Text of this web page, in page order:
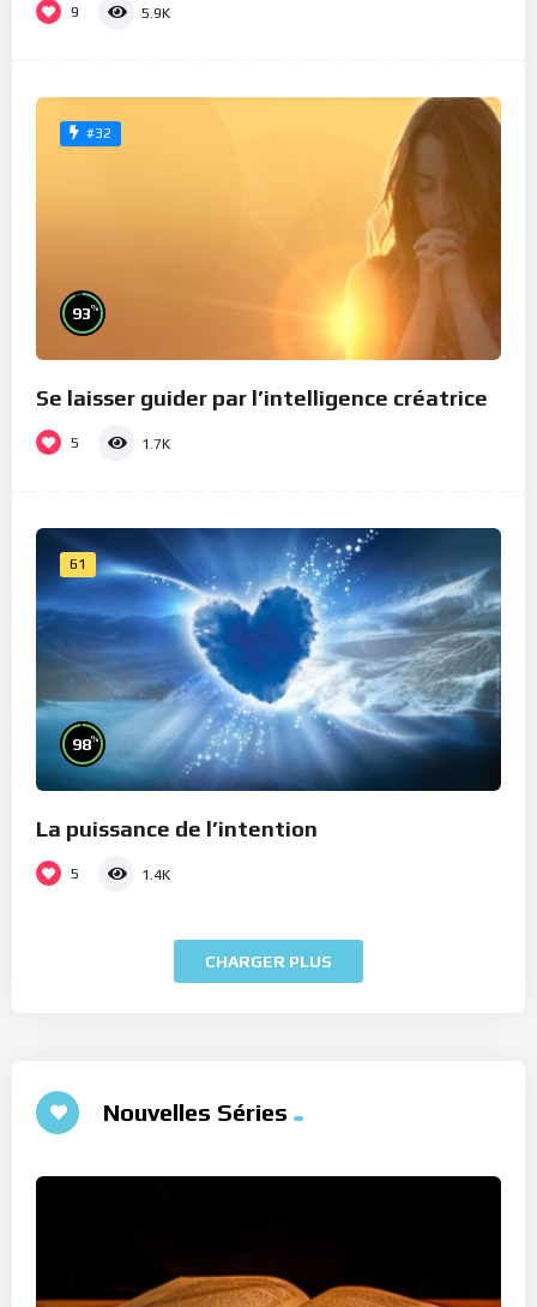
9 5.9K
#32
93%
Se laisser guider par l’intelligence créatrice
5 1.7K
61
98%
La puissance de l’intention
5 1.4K
CHARGER PLUS
Nouvelles Séries